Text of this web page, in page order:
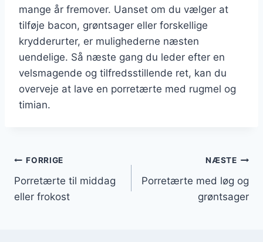
mange år fremover. Uanset om du vælger at
tilføje bacon, grøntsager eller forskellige
krydderurter, er mulighederne næsten
uendelige. Så næste gang du leder efter en
velsmagende og tilfredsstillende ret, kan du
overveje at lave en porretærte med rugmel og
timian.
Indlægsnavigation
FORRIGE
Porretærte til middag
eller frokost
NÆSTE
Porretærte med løg og
grøntsager